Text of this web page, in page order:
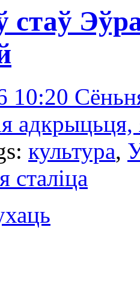
стаў
10:20
адкрыцьця,
культура,
сталіца